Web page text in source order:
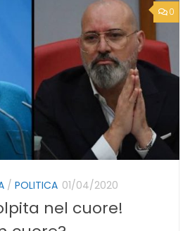
0
/ POLITICA 01/04/2020
nel cuore!